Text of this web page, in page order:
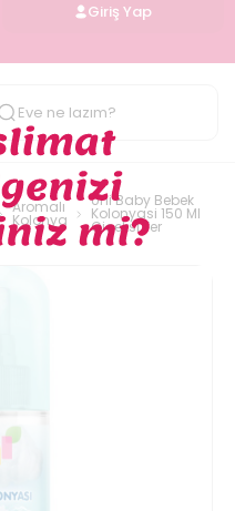
Giriş Yap
Aromalı
Kolonya
Uni Baby Bebek
Kolonyasi 150 Ml
Ciceksi Fer